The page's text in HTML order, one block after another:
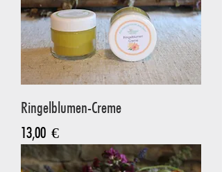
Ringelblumen-Creme
Preis
13,00 €